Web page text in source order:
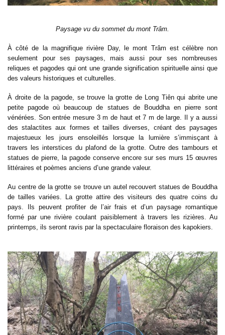
Paysage vu du sommet du mont Trâm.
À côté de la magnifique rivière Day, le mont Trâm est célèbre non
seulement pour ses paysages, mais aussi pour ses nombreuses
reliques et pagodes qui ont une grande signification spirituelle ainsi que
des valeurs historiques et culturelles.
À droite de la pagode, se trouve la grotte de Long Tiên qui abrite une
petite pagode où beaucoup de statues de Bouddha en pierre sont
vénérées. Son entrée mesure 3 m de haut et 7 m de large. Il y a aussi
des stalactites aux formes et tailles diverses, créant des paysages
majestueux les jours ensoleillés lorsque la lumière s’immisçant à
travers les interstices du plafond de la grotte. Outre des tambours et
statues de pierre, la pagode conserve encore sur ses murs 15 œuvres
littéraires et poèmes anciens d’une grande valeur.
Au centre de la grotte se trouve un autel recouvert statues de Bouddha
de tailles variées. La grotte attire des visiteurs des quatre coins du
pays. Ils peuvent profiter de l’air frais et d’un paysage romantique
formé par une rivière coulant paisiblement à travers les rizières. Au
printemps, ils seront ravis par la spectaculaire floraison des kapokiers.